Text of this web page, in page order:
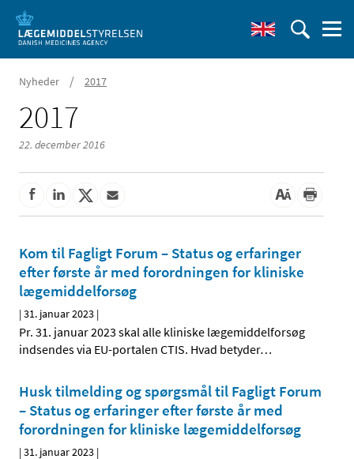
Nyheder / 2017
2017
22. december 2016
Kom til Fagligt Forum – Status og erfaringer
efter første år med forordningen for kliniske
lægemiddelforsøg
|31. januar 2023 |
Pr. 31. januar 2023 skal alle kliniske lægemiddelforsøg
indsendes via EU-portalen CTIS. Hvad betyder…
Husk tilmelding og spørgsmål til Fagligt Forum
– Status og erfaringer efter første år med
forordningen for kliniske lægemiddelforsøg
|31. januar 2023 |